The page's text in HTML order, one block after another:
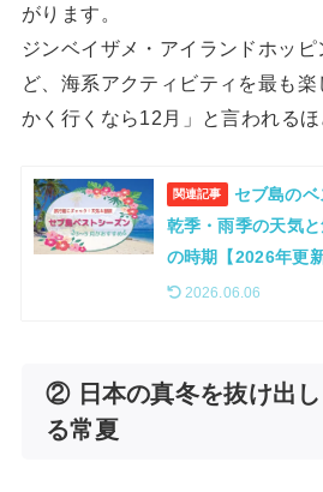
がります。
ジンベイザメ・アイランドホッ
ど、海系アクティビティを最も
かく行くなら12月」と言われるほ
関連記事
セブ島の
乾季・雨季の天気
の時期【2026年更新
2026.06.06
② 日本の真冬を抜け出
る常夏